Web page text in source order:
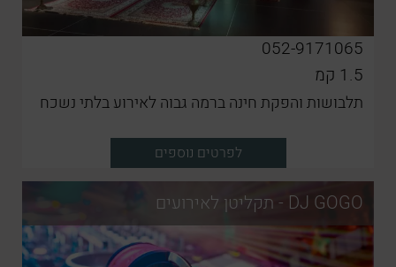
052-9171065
1.5 קמ
תלבושות והפקת חינה ברמה גבוה לאירוע בלתי נשכח
לפרטים נוספים
DJ GOGO - תקליטן לאירועים